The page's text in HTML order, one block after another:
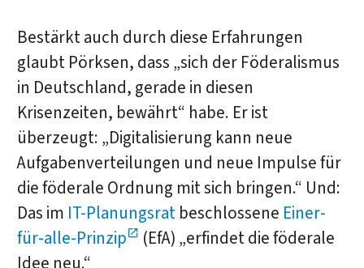
Bestärkt auch durch diese Erfahrungen
glaubt Pörksen, dass „sich der Föderalismus
in Deutschland, gerade in diesen
Krisenzeiten, bewährt“ habe. Er ist
überzeugt: „Digitalisierung kann neue
Aufgabenverteilungen und neue Impulse für
die föderale Ordnung mit sich bringen.“ Und:
Das im IT-Planungsratbeschlossene Einer-
für-alle-Prinzip
(EfA) „erfindet die föderale